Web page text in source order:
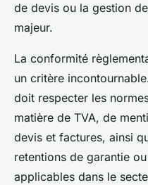
de devis ou la gestion
majeur.
La conformité
un critère
doit respecter les
matière de TVA, de
devis et factures, ainsi
retentions de garantie
applicables dans le